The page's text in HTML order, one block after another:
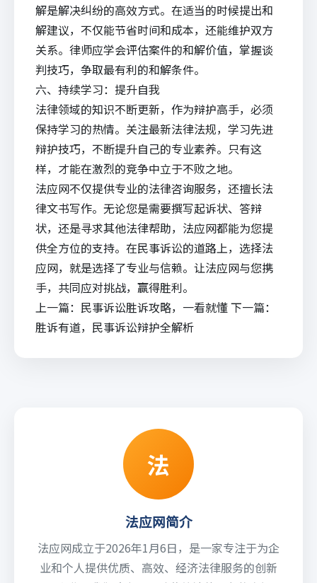
解是解决纠纷的高效方式。在适当的时候提出和
解建议，不仅能节省时间和成本，还能维护双方
关系。律师应学会评估案件的和解价值，掌握谈
判技巧，争取最有利的和解条件。
六、持续学习：提升自我
法律领域的知识不断更新，作为辩护高手，必须
保持学习的热情。关注最新法律法规，学习先进
辩护技巧，不断提升自己的专业素养。只有这
样，才能在激烈的竞争中立于不败之地。
法应网不仅提供专业的法律咨询服务，还擅长法
律文书写作。无论您是需要撰写起诉状、答辩
状，还是寻求其他法律帮助，法应网都能为您提
供全方位的支持。在民事诉讼的道路上，选择法
应网，就是选择了专业与信赖。让法应网与您携
手，共同应对挑战，赢得胜利。
上一篇： 民事诉讼胜诉攻略，一看就懂下一篇：
胜诉有道，民事诉讼辩护全解析
法
法应网简介
法应网成立于2026年1月6日，是一家专注于为企
业和个人提供优质、高效、经济法律服务的创新